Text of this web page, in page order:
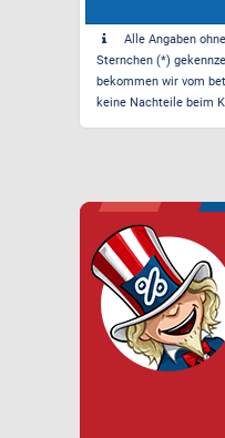
Alle Angaben
Sternchen (*)
bekommen wir vom
keine Nachteile beim